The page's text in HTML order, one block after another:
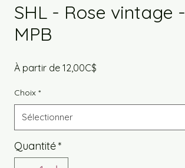
SHL - Rose vintage -
MPB
À partir de 12,00C$
Choix *
Sélectionner
Quantité*